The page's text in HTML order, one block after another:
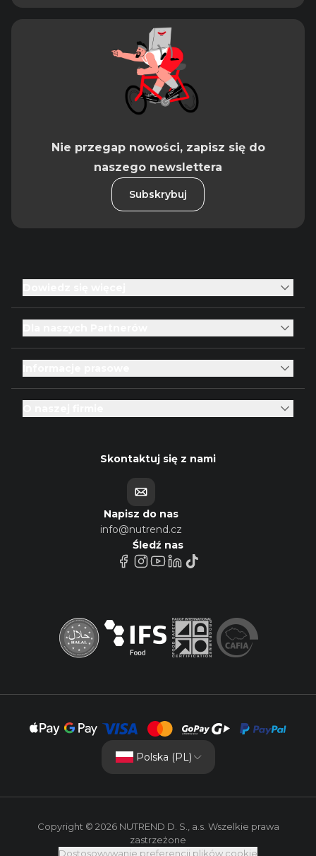
Nie przegap nowości, zapisz się do
naszego newslettera
Subskrybuj
Skontaktuj się z nami
Napisz do nas
info@nutrend.cz
Śledź nas
Polska (PL)
Copyright © 2026 NUTREND D. S., a.s. Wszelkie prawa
zastrzeżone
Dostosowywanie preferencji plików cookie